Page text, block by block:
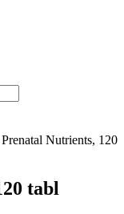
Nutrients, 120
tabl